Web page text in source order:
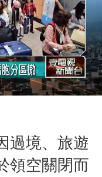
過境、旅遊
領空關閉而